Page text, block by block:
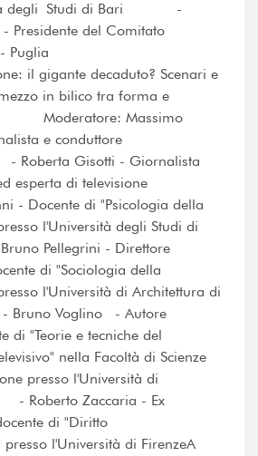
degli Studi di Bari -
Presidente del Comitato
Puglia
il gigante decaduto? Scenari e
in bilico tra forma e
Massimo
e conduttore
Gisotti - Giornalista
ed esperta di televisione
- Docente di "Psicologia della
l'Università degli Studi di
- Direttore
di "Sociologia della
l'Università di Architettura di
Voglino - Autore
di "Teorie e tecniche del
nella Facoltà di Scienze
presso l'Università di
Zaccaria - Ex
di "Diritto
l'Università di FirenzeA